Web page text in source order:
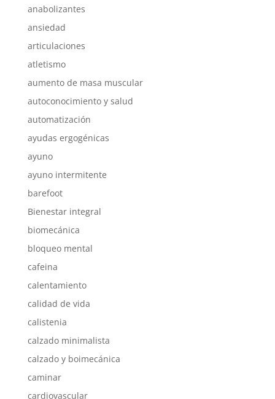
anabolizantes
ansiedad
articulaciones
atletismo
aumento de masa muscular
autoconocimiento y salud
automatización
ayudas ergogénicas
ayuno
ayuno intermitente
barefoot
Bienestar integral
biomecánica
bloqueo mental
cafeina
calentamiento
calidad de vida
calistenia
calzado minimalista
calzado y boimecánica
caminar
cardiovascular